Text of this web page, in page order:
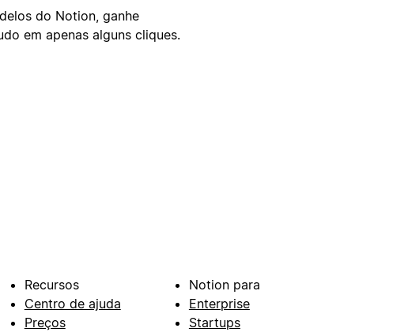
do Notion, ganhe
em apenas alguns cliques.
Recursos
Centro de ajuda
Preços
Notion para
Enterprise
Startups